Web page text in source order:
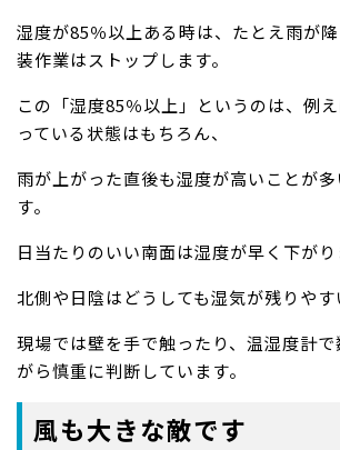
湿度が85％以上ある時は、たとえ雨が
装作業はストップします。
この「湿度85％以上」というのは、例
っている状態はもちろん、
雨が上がった直後も湿度が高いことが
す。
日当たりのいい南面は湿度が早く下がり
北側や日陰はどうしても湿気が残りやす
現場では壁を手で触ったり、温湿度計
がら慎重に判断しています。
風も大きな敵です